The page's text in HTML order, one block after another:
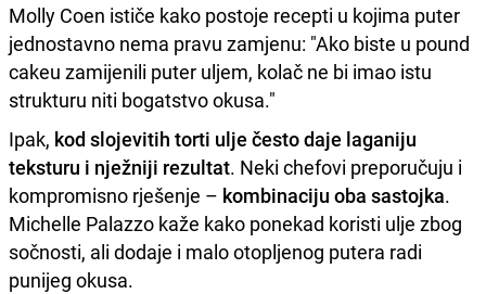
Molly Coen ističe kako postoje recepti u kojima puter
jednostavno nema pravu zamjenu: "Ako biste u pound
cakeu zamijenili puter uljem, kolač ne bi imao istu
strukturu niti bogatstvo okusa."
Ipak, kod slojevitih torti ulje često daje laganiju
teksturu i nježniji rezultat. Neki chefovi preporučuju i
kompromisno rješenje – kombinaciju oba sastojka.
Michelle Palazzo kaže kako ponekad koristi ulje zbog
sočnosti, ali dodaje i malo otopljenog putera radi
punijeg okusa.